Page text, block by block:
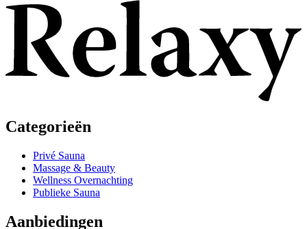
Categorieën
Privé Sauna
Massage & Beauty
Wellness Overnachting
Publieke Sauna
Aanbiedingen